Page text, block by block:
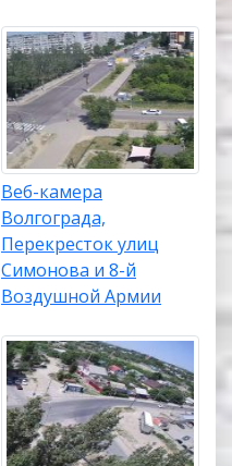
Веб-камера
Волгограда,
Перекресток улиц
Симонова и 8-й
Воздушной Армии